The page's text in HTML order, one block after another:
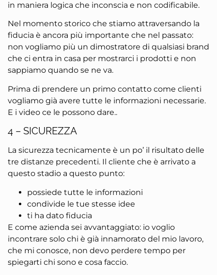
in maniera logica che inconscia e non codificabile.
Nel momento storico che stiamo attraversando la
fiducia è ancora più importante che nel passato:
non vogliamo più un dimostratore di qualsiasi brand
che ci entra in casa per mostrarci i prodotti e non
sappiamo quando se ne va.
Prima di prendere un primo contatto come clienti
vogliamo già avere tutte le informazioni necessarie.
E i video ce le possono dare..
4 – SICUREZZA
La sicurezza tecnicamente è un po’ il risultato delle
tre distanze precedenti. Il cliente che è arrivato a
questo stadio a questo punto:
possiede tutte le informazioni
condivide le tue stesse idee
ti ha dato fiducia
E come azienda sei avvantaggiato: io voglio
incontrare solo chi è già innamorato del mio lavoro,
che mi conosce, non devo perdere tempo per
spiegarti chi sono e cosa faccio.